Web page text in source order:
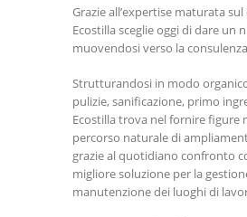
Grazie all’expertise maturata
Ecostilla sceglie oggi di dare un
muovendosi verso la
Strutturandosi in modo
pulizie, sanificazione, primo
Ecostilla trova nel fornire figure
percorso naturale di
grazie al quotidiano confronto
migliore soluzione per la
manutenzione dei luoghi di